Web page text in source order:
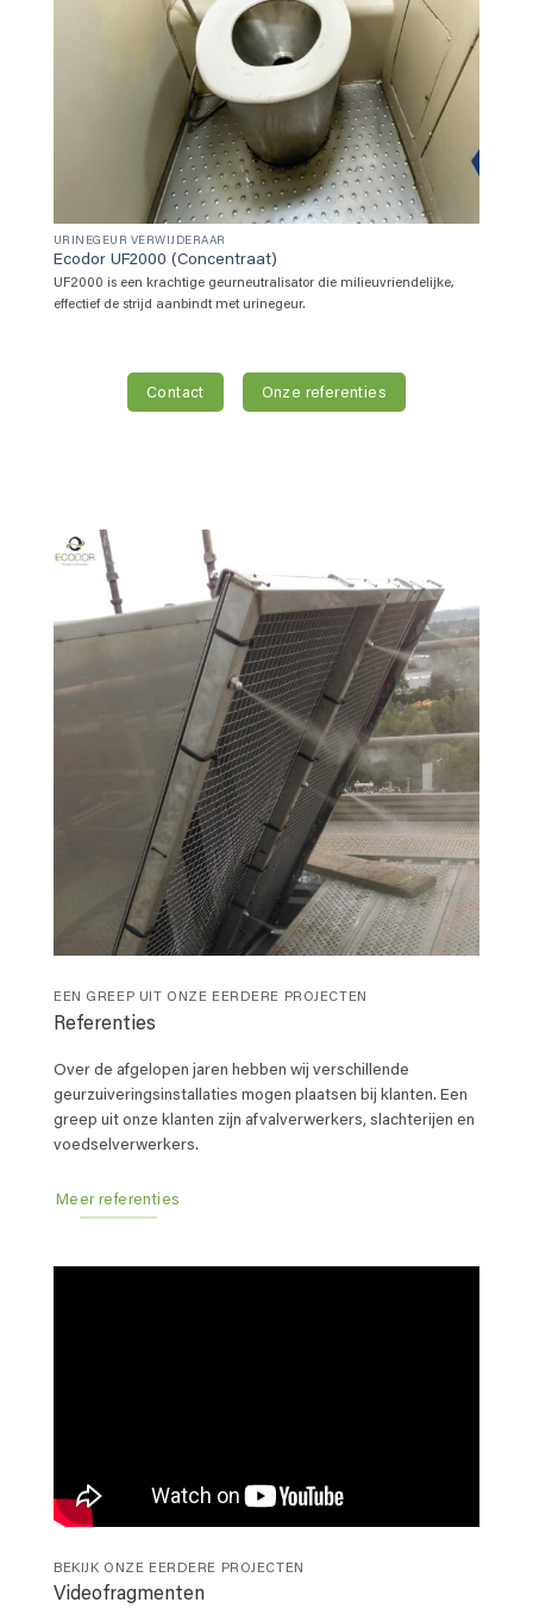
URINEGEUR VERWIJDERAAR
Ecodor UF2000 (Concentraat)
UF2000 is een krachtige geurneutralisator die milieuvriendelijke,
effectief de strijd aanbindt met urinegeur.
Contact Onze referenties
EEN GREEP UIT ONZE EERDERE PROJECTEN
Referenties
Over de afgelopen jaren hebben wij verschillende
geurzuiveringsinstallaties mogen plaatsen bij klanten. Een
greep uit onze klanten zijn afvalverwerkers, slachterijen en
voedselverwerkers.
Meer referenties
BEKIJK ONZE EERDERE PROJECTEN
Videofragmenten